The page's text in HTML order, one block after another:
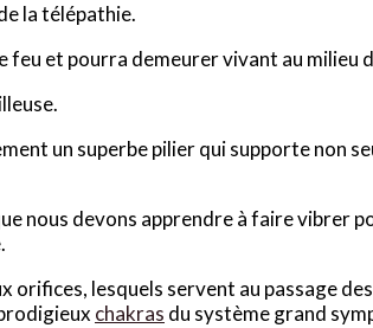
la télépathie.
feu et pourra demeurer vivant au milieu
un superbe pilier qui supporte non
nous devons apprendre à faire vibrer
lesquels servent au passage
chakras du système grand